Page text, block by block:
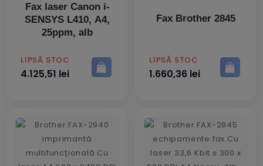
Fax laser Canon i-
SENSYS L410, A4,
25ppm, alb
PRET
LIPSĂ STOC
4.125,51 lei
Fax Brother 2845
PRET
LIPSĂ STOC
1.660,36 lei